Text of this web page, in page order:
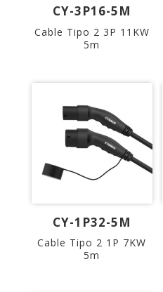
CY-3P16-5M
Cable Tipo 2 3P 11KW
5m
CY-1P32-5M
Cable Tipo 2 1P 7KW
5m